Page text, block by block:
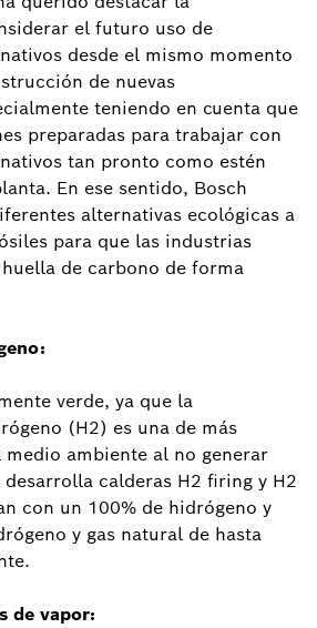
el futuro uso de
desde el mismo momento
de nuevas
teniendo en cuenta que
preparadas para trabajar con
tan pronto como estén
En ese sentido, Bosch
alternativas ecológicas a
para que las industrias
de carbono de forma
verde, ya que la
(H2) es una de más
medio ambiente al no generar
calderas H2 firing y H2
con un 100% de hidrógeno y
y gas natural de hasta
de vapor: